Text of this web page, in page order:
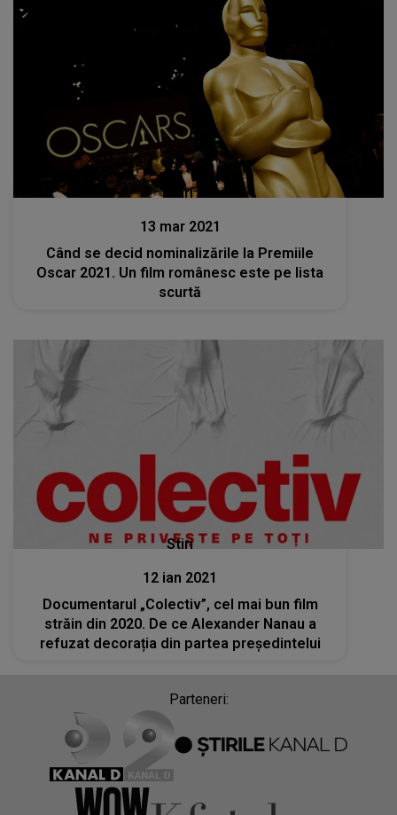
Stiri
13 mar 2021
Când se decid nominalizările la Premiile
Oscar 2021. Un film românesc este pe lista
scurtă
Stiri
12 ian 2021
Documentarul „Colectiv”, cel mai bun film
străin din 2020. De ce Alexander Nanau a
refuzat decorația din partea președintelui
Parteneri: